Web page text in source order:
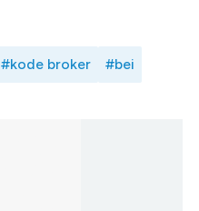
#kode broker #bei